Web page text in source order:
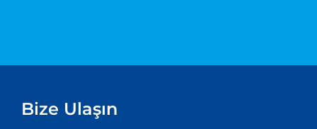
Bize Ulaşın